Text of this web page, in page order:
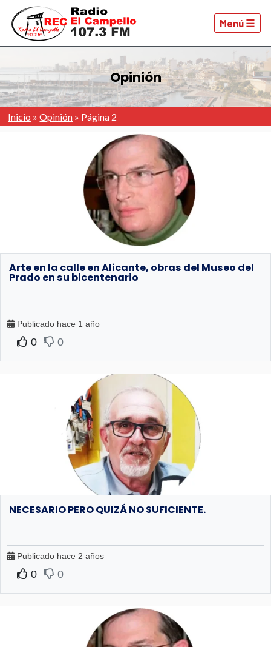
Menú ☰
Opinión
Inicio »Opinión » Página 2
Arte en la calle en Alicante, obras del Museo del
Prado en su bicentenario
Publicado hace 1 año
0 0
NECESARIO PERO QUIZÁ NO SUFICIENTE.
Publicado hace 2 años
0 0